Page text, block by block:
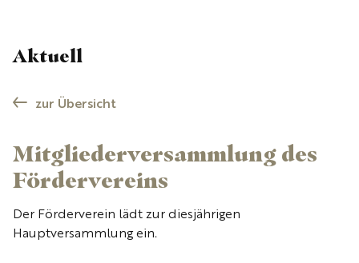
Aktuell
zur Übersicht
Mitgliederversammlung des
Fördervereins
Der Förderverein lädt zur diesjährigen
Hauptversammlung ein.